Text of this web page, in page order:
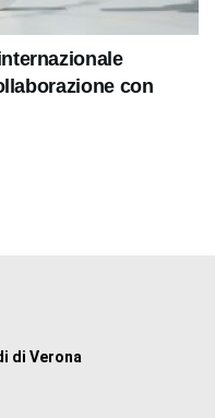
con
di Verona